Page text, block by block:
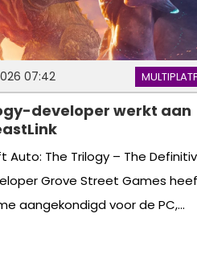
07:42
developer werkt aan
Auto: The Trilogy – The
Grove Street Games
aangekondigd voor de PC,...